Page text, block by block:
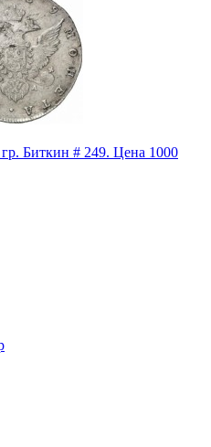
Биткин # 249. Цена 1000